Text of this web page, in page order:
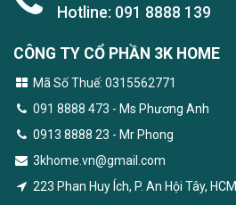
Hotline: 091 8888 139
CÔNG TY CỔ PHẦN 3K HOME
Mã Số Thuế: 0315562771
091 8888 473 - Ms Phương Anh
0913 8888 23 - Mr Phong
3khome.vn@gmail.com
223 Phan Huy Ích, P. An Hội Tây, HCM